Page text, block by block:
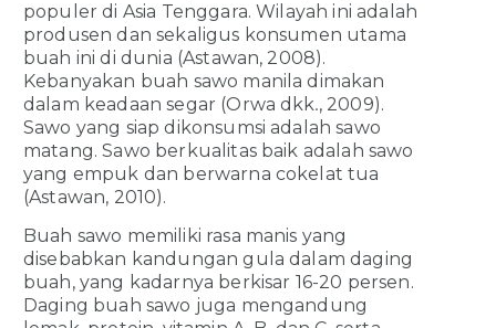
populer di Asia Tenggara. Wilayah ini adalah
produsen dan sekaligus konsumen utama
buah ini di dunia (Astawan, 2008).
Kebanyakan buah sawo manila dimakan
dalam keadaan segar (Orwa dkk., 2009).
Sawo yang siap dikonsumsi adalah sawo
matang. Sawo berkualitas baik adalah sawo
yang empuk dan berwarna cokelat tua
(Astawan, 2010).
Buah sawo memiliki rasa manis yang
disebabkan kandungan gula dalam daging
buah, yang kadarnya berkisar 16-20 persen.
Daging buah sawo juga mengandung